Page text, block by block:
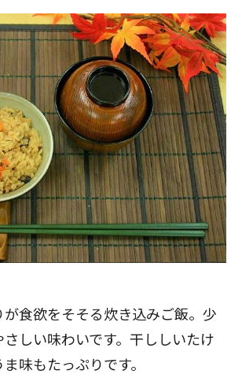
食欲をそそる炊き込みご飯。少
さしい味わいです。干ししいたけ
味もたっぷりです。